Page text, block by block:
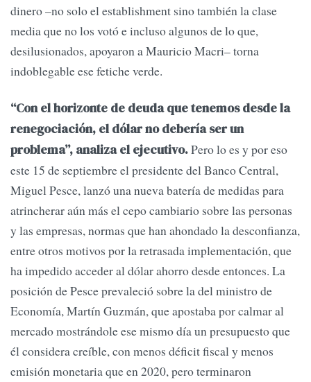
dinero –no solo el establishment sino también la clase
media que no los votó e incluso algunos de lo que,
desilusionados, apoyaron a Mauricio Macri– torna
indoblegable ese fetiche verde.
“Con el horizonte de deuda que tenemos desde la
renegociación, el dólar no debería ser un
problema”, analiza el ejecutivo.Pero lo es y por eso
este 15 de septiembre el presidente del Banco Central,
Miguel Pesce, lanzó una nueva batería de medidas para
atrincherar aún más el cepo cambiario sobre las personas
y las empresas, normas que han ahondado la desconfianza,
entre otros motivos por la retrasada implementación, que
ha impedido acceder al dólar ahorro desde entonces. La
posición de Pesce prevaleció sobre la del ministro de
Economía, Martín Guzmán, que apostaba por calmar al
mercado mostrándole ese mismo día un presupuesto que
él considera creíble, con menos déficit fiscal y menos
emisión monetaria que en 2020, pero terminaron